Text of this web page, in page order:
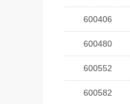
600406
600480
600552
600582